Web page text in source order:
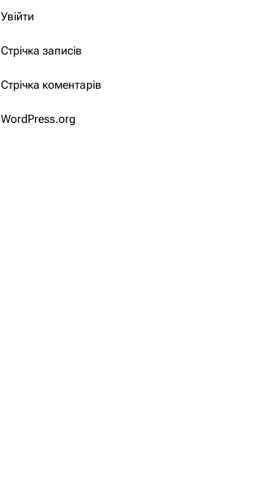
Увійти
Стрічка записів
Стрічка коментарів
WordPress.org